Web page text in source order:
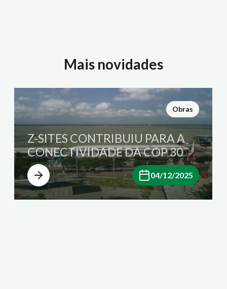
Mais novidades
Obras
Z-SITES CONTRIBUIU PARA A
CONECTIVIDADE DA COP 30
04/12/2025